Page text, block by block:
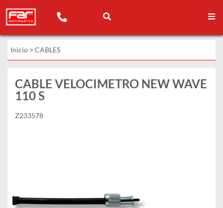
Inicio > CABLES
CABLE VELOCIMETRO NEW WAVE
110 S
Z233578